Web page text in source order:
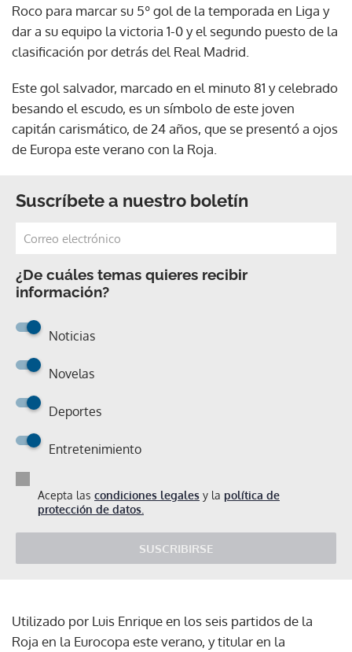
Roco para marcar su 5º gol de la temporada en Liga y
dar a su equipo la victoria 1-0 y el segundo puesto de la
clasificación por detrás del Real Madrid.
Este gol salvador, marcado en el minuto 81 y celebrado
besando el escudo, es un símbolo de este joven
capitán carismático, de 24 años, que se presentó a ojos
de Europa este verano con la Roja.
Suscríbete a nuestro boletín
¿De cuáles temas quieres recibir
información?
Noticias
Novelas
Deportes
Entretenimiento
Acepta las condiciones legales y la política de
protección de datos.
SUSCRIBIRSE
Utilizado por Luis Enrique en los seis partidos de la
Roja en la Eurocopa este verano, y titular en la